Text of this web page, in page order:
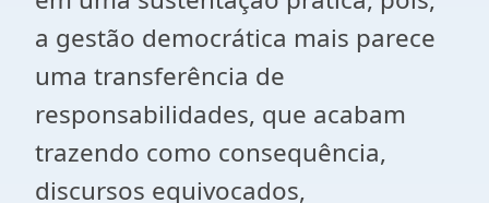
a gestão democrática mais parece
uma transferência de
responsabilidades, que acabam
trazendo como consequência,
discursos equivocados,